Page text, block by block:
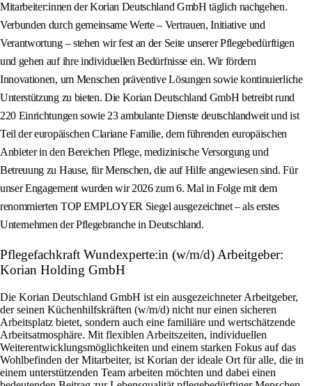
Mitarbeiter:innen der Korian Deutschland GmbH täglich nachgehen.
Verbunden durch gemeinsame Werte – Vertrauen, Initiative und
Verantwortung – stehen wir fest an der Seite unserer Pflegebedürftigen
und gehen auf ihre individuellen Bedürfnisse ein. Wir fördern
Innovationen, um Menschen präventive Lösungen sowie kontinuierliche
Unterstützung zu bieten. Die Korian Deutschland GmbH betreibt rund
220 Einrichtungen sowie 23 ambulante Dienste deutschlandweit und ist
Teil der europäischen Clariane Familie, dem führenden europäischen
Anbieter in den Bereichen Pflege, medizinische Versorgung und
Betreuung zu Hause, für Menschen, die auf Hilfe angewiesen sind. Für
unser Engagement wurden wir 2026 zum 6. Mal in Folge mit dem
renommierten TOP EMPLOYER Siegel ausgezeichnet – als erstes
Unternehmen der Pflegebranche in Deutschland.
Pflegefachkraft Wundexperte:in (w/m/d) Arbeitgeber:
Korian Holding GmbH
Die Korian Deutschland GmbH ist ein ausgezeichneter Arbeitgeber,
der seinen Küchenhilfskräften (w/m/d) nicht nur einen sicheren
Arbeitsplatz bietet, sondern auch eine familiäre und wertschätzende
Arbeitsatmosphäre. Mit flexiblen Arbeitszeiten, individuellen
Weiterentwicklungsmöglichkeiten und einem starken Fokus auf das
Wohlbefinden der Mitarbeiter, ist Korian der ideale Ort für alle, die in
einem unterstützenden Team arbeiten möchten und dabei einen